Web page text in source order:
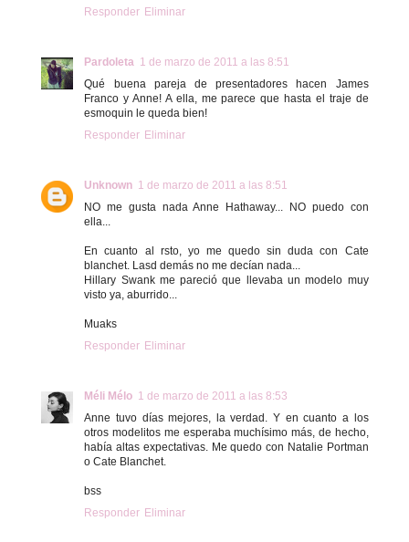
Responder Eliminar
Pardoleta 1 de marzo de 2011 a las 8:51
Qué buena pareja de presentadores hacen James
Franco y Anne! A ella, me parece que hasta el traje de
esmoquin le queda bien!
Responder Eliminar
Unknown 1 de marzo de 2011 a las 8:51
NO me gusta nada Anne Hathaway... NO puedo con
ella...
En cuanto al rsto, yo me quedo sin duda con Cate
blanchet. Lasd demás no me decían nada...
Hillary Swank me pareció que llevaba un modelo muy
visto ya, aburrido...
Muaks
Responder Eliminar
Méli Mélo 1 de marzo de 2011 a las 8:53
Anne tuvo días mejores, la verdad. Y en cuanto a los
otros modelitos me esperaba muchísimo más, de hecho,
había altas expectativas. Me quedo con Natalie Portman
o Cate Blanchet.
bss
Responder Eliminar